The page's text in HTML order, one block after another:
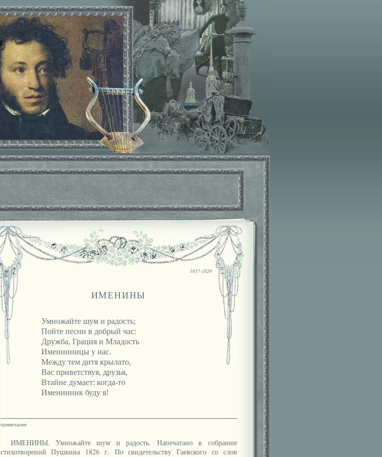
1817-1820
ИМЕНИНЫ
Умножайте шум и радость;
Пойте песни в добрый час:
Дружба, Грация и Младость
Именинницы у нас.
Между тем дитя крылато,
Вас приветствуя, друзья,
Втайне думает: когда-то
Именинник буду я!
ИМЕНИНЫ. Умножайте шум и радость. Напечатано в собрании
стихотворений Пушкина 1826 г. По свидетельству Гаевского со слов